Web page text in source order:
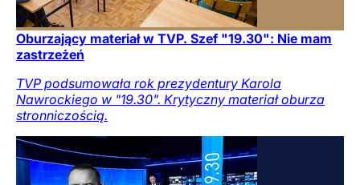
Oburzający materiał w TVP. Szef "19.30": Nie mam
zastrzeżeń
TVP podsumowała rok prezydentury Karola
Nawrockiego w "19.30". Krytyczny materiał oburza
stronniczością.